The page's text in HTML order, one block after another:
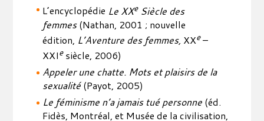
L’encyclopédie Le XXeSiècle des
femmes(Nathan, 2001 ; nouvelle
édition, L’Aventure des femmes, XXe–
XXIesiècle, 2006)
Appeler une chatte. Mots et plaisirs de la
sexualité(Payot, 2005)
Le féminisme n’a jamais tué personne (éd.
Fidès, Montréal, et Musée de la civilisation,